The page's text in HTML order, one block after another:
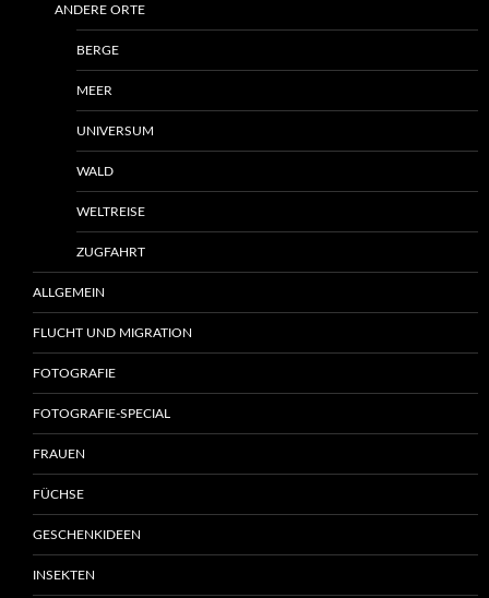
ANDERE ORTE
BERGE
MEER
UNIVERSUM
WALD
WELTREISE
ZUGFAHRT
ALLGEMEIN
FLUCHT UND MIGRATION
FOTOGRAFIE
FOTOGRAFIE-SPECIAL
FRAUEN
FÜCHSE
GESCHENKIDEEN
INSEKTEN